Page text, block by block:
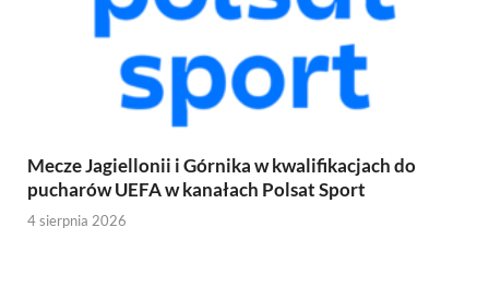
Mecze Jagiellonii i Górnika w kwalifikacjach do
pucharów UEFA w kanałach Polsat Sport
4 sierpnia 2026